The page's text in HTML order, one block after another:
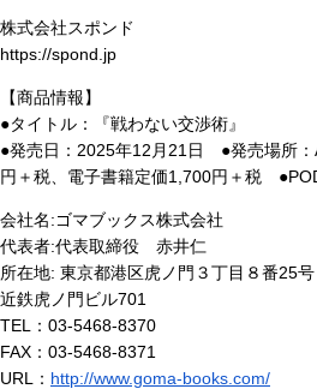
株式会社スポンド
https://spond.jp
【商品情報】
●タイトル：『戦わない交渉術』
●発売日：2025年12月21日 ●発売場所
円＋税、電子書籍定価1,700円＋税
会社名:ゴマブックス株式会社
代表者:代表取締役 赤井仁
所在地: 東京都港区虎ノ門３丁目８番25号
近鉄虎ノ門ビル701
TEL：03-5468-8370
FAX：03-5468-8371
URL： http://www.goma-books.com/